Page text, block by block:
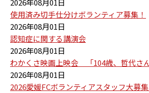
2026年08月01日
使用済み切手仕分けボランティア募集！
2026年08月01日
認知症に関する講演会
2026年08月01日
わかくさ映画上映会 「104歳、哲代さ
2026年08月01日
2026愛媛FCボランティアスタッフ大募集